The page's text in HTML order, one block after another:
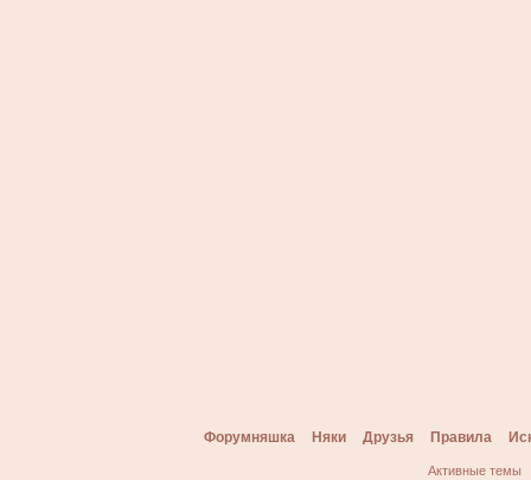
Форумняшка Няки Друзья Правила
Активные темы